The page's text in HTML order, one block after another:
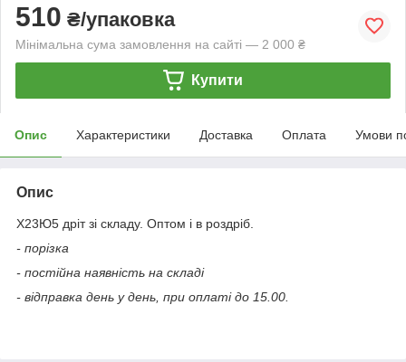
510 ₴/упаковка
Мінімальна сума замовлення на сайті — 2 000 ₴
Купити
Опис Характеристики Доставка Оплата Умови
Опис
Х23Ю5 дріт зі складу. Оптом і в роздріб.
- порізка
- постійна наявність на складі
- відправка день у день, при оплаті до 15.00.